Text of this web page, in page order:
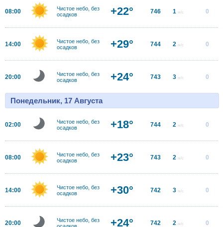
08:00
Чистое небо, без
осадков
+22° 746 1 м/с 0
14:00
Чистое небо, без
осадков
+29° 744 2 м/с 0
20:00
Чистое небо, без
осадков
+24° 743 3 м/с 0
Понедельник, 17 Августа
02:00
Чистое небо, без
осадков
+18° 744 2 м/с 0
08:00
Чистое небо, без
осадков
+23° 743 2 м/с 0
14:00
Чистое небо, без
осадков
+30° 742 3 м/с 0
20:00
Чистое небо, без
осадков
+24° 742 2 м/с 0